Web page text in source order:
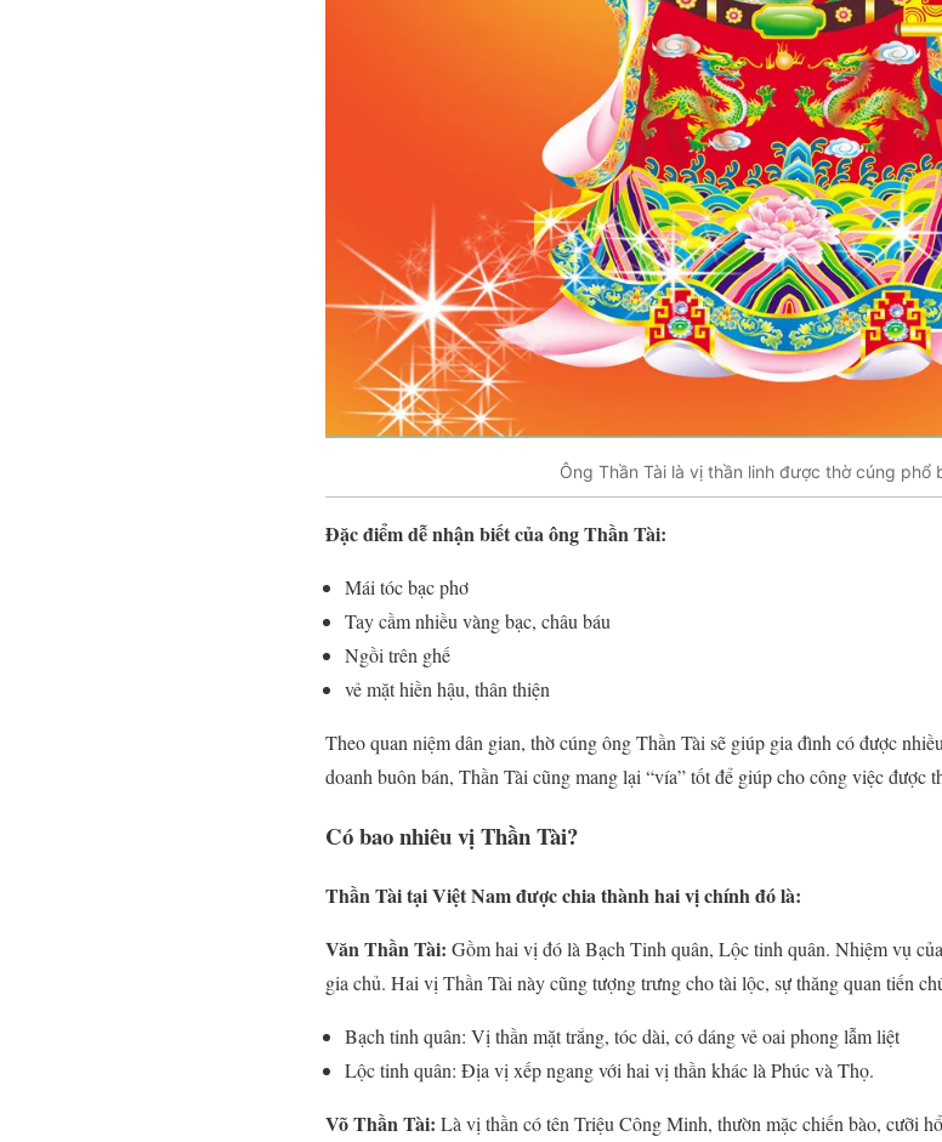
Ông Thần Tài là vị thần linh được thờ cúng phổ
Đặc điểm dễ nhận biết của ông Thần Tài:
Mái tóc bạc phơ
Tay cầm nhiều vàng bạc, châu báu
Ngồi trên ghế
vẻ mặt hiền hậu, thân thiện
Theo quan niệm dân gian, thờ cúng ông Thần Tài sẽ giúp gia đình có được
doanh buôn bán, Thần Tài cũng mang lại “vía” tốt để giúp cho công việc được
Có bao nhiêu vị Thần Tài?
Thần Tài tại Việt Nam được chia thành hai vị chính đó là:
Văn Thần Tài: Gồm hai vị đó là Bạch Tinh quân, Lộc tinh quân. Nhiệm vụ
gia chủ. Hai vị Thần Tài này cũng tượng trưng cho tài lộc, sự thăng quan tiến
Bạch tinh quân: Vị thần mặt trắng, tóc dài, có dáng vẻ oai phong lẫm liệt
Lộc tinh quân: Địa vị xếp ngang với hai vị thần khác là Phúc và Thọ.
Võ Thần Tài: Là vị thần có tên Triệu Công Minh, thườn mặc chiến bào, cưỡi